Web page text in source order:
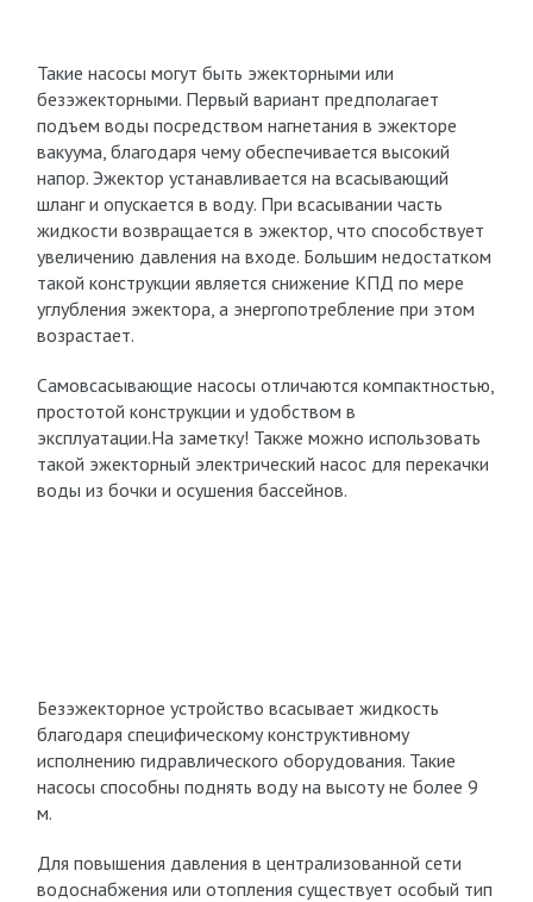
Такие насосы могут быть эжекторными или
безэжекторными. Первый вариант предполагает
подъем воды посредством нагнетания в эжекторе
вакуума, благодаря чему обеспечивается высокий
напор. Эжектор устанавливается на всасывающий
шланг и опускается в воду. При всасывании часть
жидкости возвращается в эжектор, что способствует
увеличению давления на входе. Большим недостатком
такой конструкции является снижение КПД по мере
углубления эжектора, а энергопотребление при этом
возрастает.
Самовсасывающие насосы отличаются компактностью,
простотой конструкции и удобством в
эксплуатации.На заметку! Также можно использовать
такой эжекторный электрический насос для перекачки
воды из бочки и осушения бассейнов.
Безэжекторное устройство всасывает жидкость
благодаря специфическому конструктивному
исполнению гидравлического оборудования. Такие
насосы способны поднять воду на высоту не более 9
м.
Для повышения давления в централизованной сети
водоснабжения или отопления существует особый тип